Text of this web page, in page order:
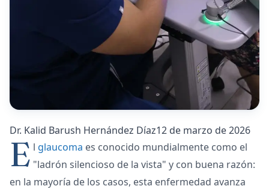
Dr. Kalid Barush Hernández Díaz12 de marzo de 2026
E l glaucoma es conocido mundialmente como el
"ladrón silencioso de la vista" y con buena razón:
en la mayoría de los casos, esta enfermedad avanza